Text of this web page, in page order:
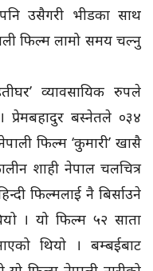
उसैगरी भीडका साथ
फिल्म लामो समय चल्नु
व्यावसायिक रुपले
बस्नेतले ०३४
फिल्म ‘कुमारी’ खासै
शाही नेपाल चलचित्र
फिल्मलाई नै बिर्साउने
। यो फिल्म ५२ साता
थियो । बम्बईबाट